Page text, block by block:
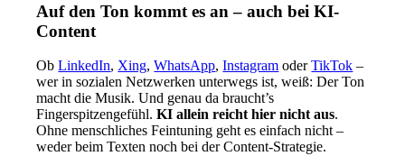
Auf den Ton kommt es an – auch bei KI-
Content
ObLinkedIn, Xing,WhatsApp,Instagram oderTikTok –
wer in sozialen Netzwerken unterwegs ist, weiß: Der Ton
macht die Musik. Und genau da braucht’s
Fingerspitzengefühl.KI allein reicht hier nicht aus.
Ohne menschliches Feintuning geht es einfach nicht –
weder beim Texten noch bei der Content-Strategie.